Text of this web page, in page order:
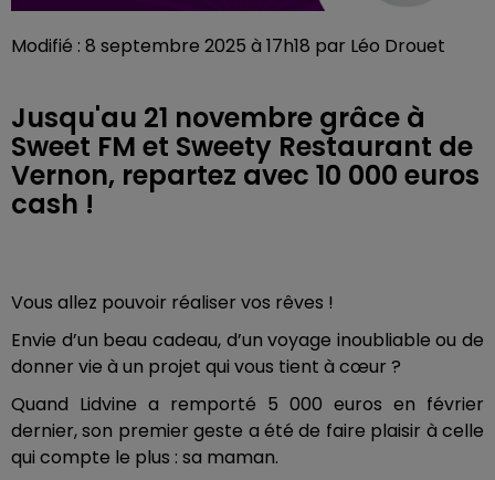
Modifié : 8 septembre 2025 à 17h18 par Léo Drouet
Jusqu'au 21 novembre grâce à
Sweet FM et Sweety Restaurant de
Vernon, repartez avec 10 000 euros
cash !
Vous allez pouvoir réaliser vos rêves !
Envie d’un beau cadeau, d’un voyage inoubliable ou de
donner vie à un projet qui vous tient à cœur ?
Quand Lidvine a remporté 5 000 euros en février
dernier, son premier geste a été de faire plaisir à celle
qui compte le plus : sa maman.